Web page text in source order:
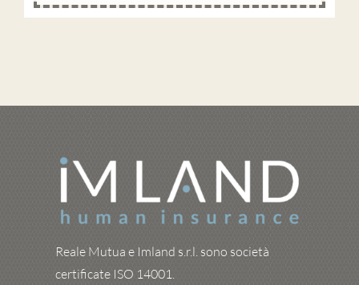
Reale Mutua e Imland s.r.l. sono società
certificate ISO 14001.